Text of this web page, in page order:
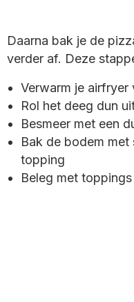
Daarna bak je de
verder af. Deze
Verwarm je airfryer
Rol het deeg dun
Besmeer met een
Bak de bodem
topping
Beleg met